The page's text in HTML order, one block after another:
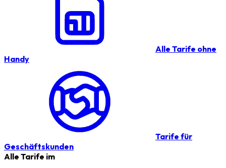
Alle Tarife ohne
Handy
Tarife für
Geschäftskunden
Alle Tarife im